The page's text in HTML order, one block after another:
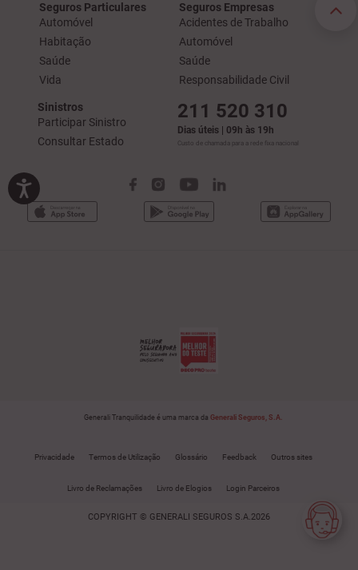
Seguros Particulares
Automóvel
Habitação
Saúde
Vida
Seguros Empresas
Acidentes de Trabalho
Automóvel
Saúde
Responsabilidade Civil
Sinistros
Participar Sinistro
Consultar Estado
211 520 310
Dias úteis | 09h às 19h
Custo de chamada para a rede fixa nacional
Generali Tranquilidade é uma marca da Generali Seguros, S.A.
Privacidade Termos de Utilização Glossário Feedback Outros sites
Livro de Reclamações Livro de Elogios Login Parceiros
COPYRIGHT © GENERALI SEGUROS S.A.2026